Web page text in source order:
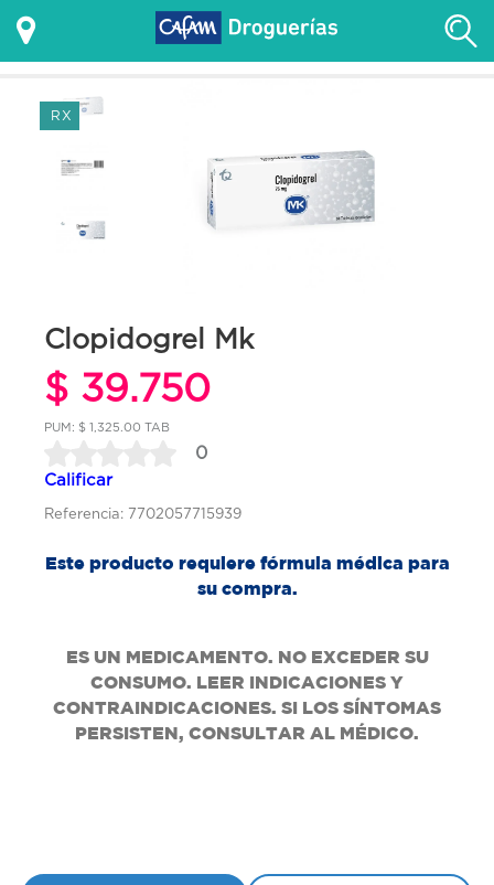
RX
Clopidogrel Mk
$ 39.750
PUM: $ 1,325.00 TAB
0
Calificar
Referencia: 7702057715939
Este producto requiere fórmula médica para
su compra.
ES UN MEDICAMENTO. NO EXCEDER SU
CONSUMO. LEER INDICACIONES Y
CONTRAINDICACIONES. SI LOS SÍNTOMAS
PERSISTEN, CONSULTAR AL MÉDICO.